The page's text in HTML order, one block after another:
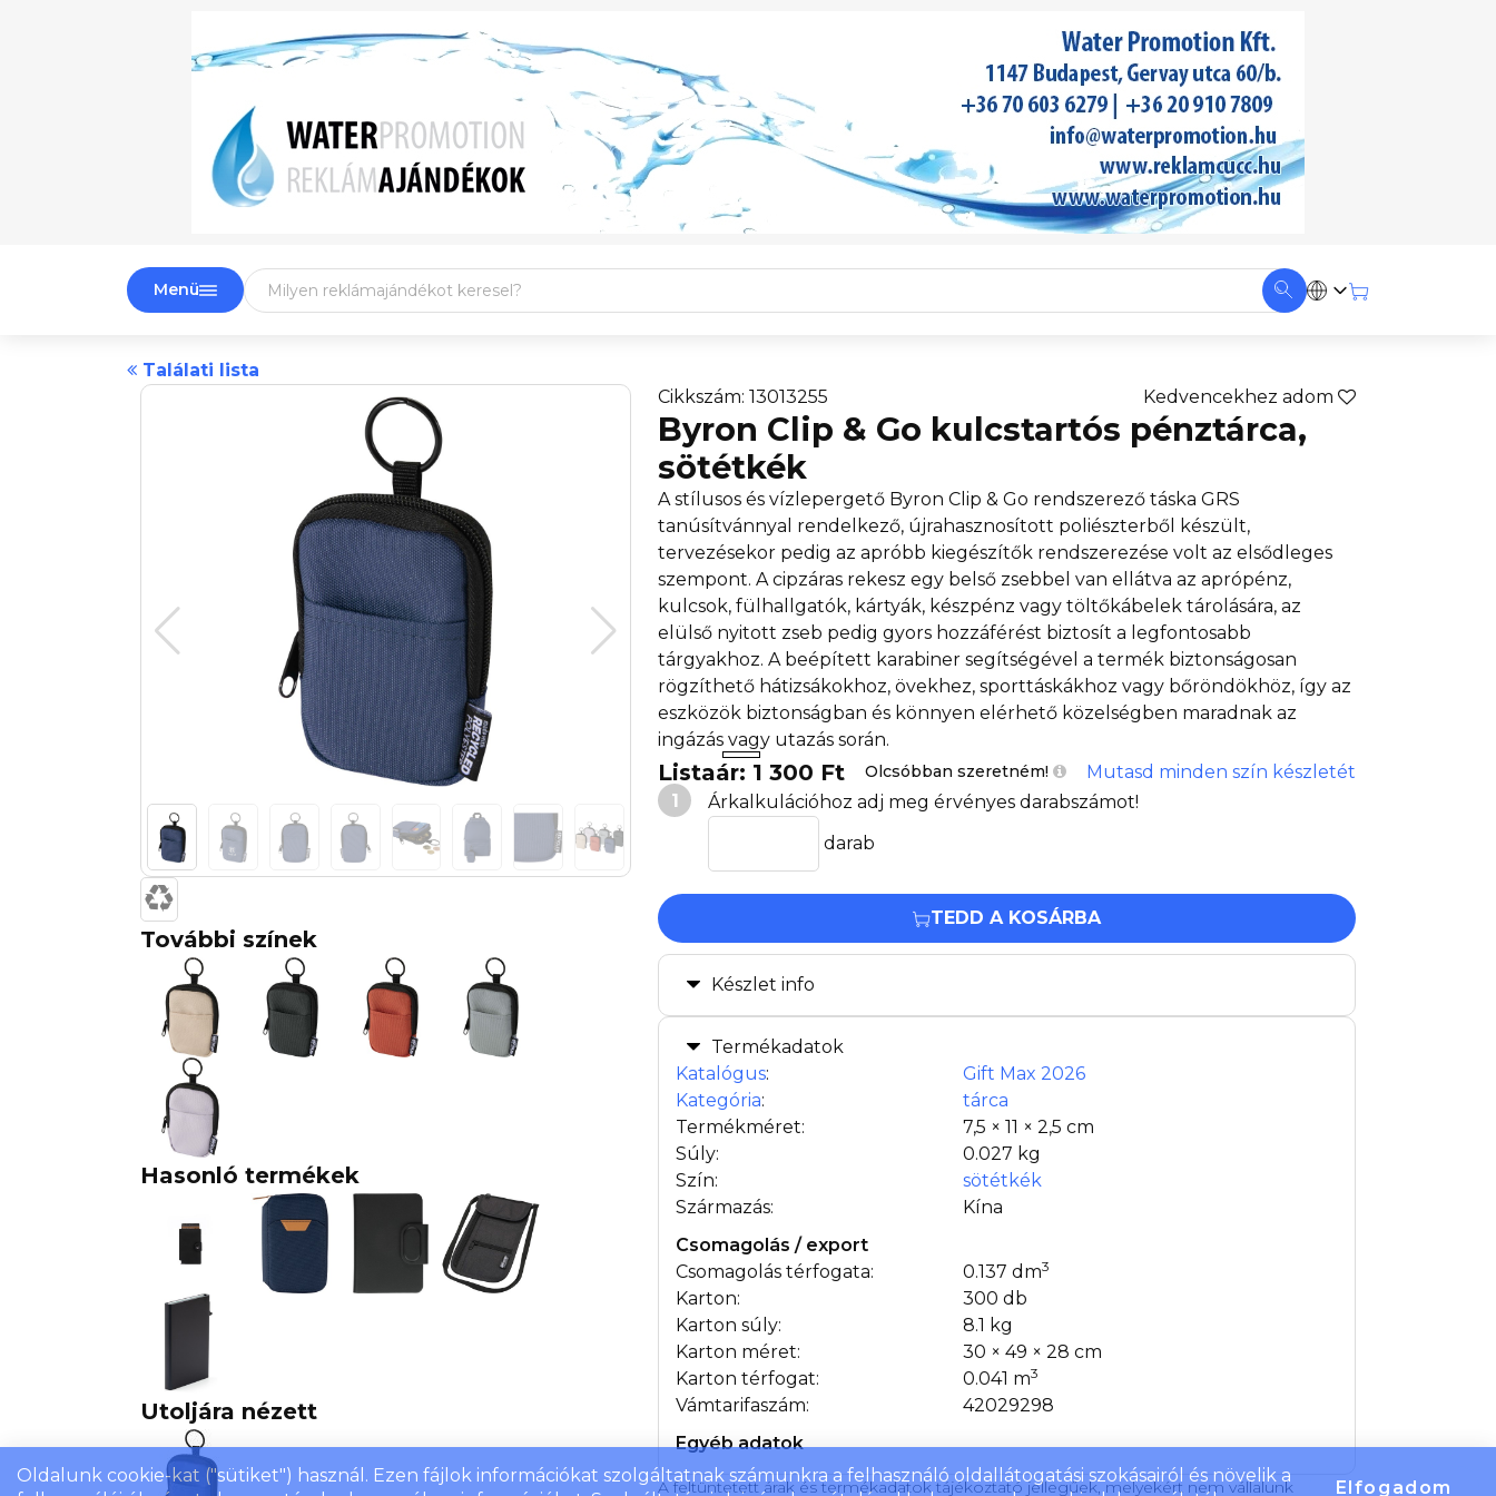
Menü
Találati lista
További színek
Hasonló termékek
Utoljára nézett
Cikkszám: 13013255 Kedvencekhez adom
Byron Clip & Go kulcstartós pénztárca,
sötétkék
A stílusos és vízlepergető Byron Clip & Go rendszerező táska GRS
tanúsítvánnyal rendelkező, újrahasznosított poliészterből készült,
tervezésekor pedig az apróbb kiegészítők rendszerezése volt az elsődleges
szempont. A cipzáras rekesz egy belső zsebbel van ellátva az aprópénz,
kulcsok, fülhallgatók, kártyák, készpénz vagy töltőkábelek tárolására, az
elülső nyitott zseb pedig gyors hozzáférést biztosít a legfontosabb
tárgyakhoz. A beépített karabiner segítségével a termék biztonságosan
rögzíthető hátizsákokhoz, övekhez, sporttáskákhoz vagy bőröndökhöz, így az
eszközök biztonságban és könnyen elérhető közelségben maradnak az
ingázás vagy utazás során.
Listaár: 1 300 Ft Olcsóbban szeretném!
Mutasd minden szín készletét
1
Árkalkulációhoz adj meg érvényes darabszámot!
darab
TEDD A KOSÁRBA
Készlet info
Termékadatok
Katalógus:
Gift Max 2026
Kategória:
tárca
Termékméret:
7,5 × 11 × 2,5 cm
Súly:
0.027 kg
Szín:
sötétkék
Származás:
Kína
Csomagolás / export
Csomagolás térfogata:
0.137 dm3
Karton:
300 db
Karton súly:
8.1 kg
Karton méret:
30 × 49 × 28 cm
Karton térfogat:
0.041 m3
Vámtarifaszám:
42029298
Egyéb adatok
A feltüntetett árak és termékadatok tájékoztató jellegűek, melyekért nem vállalunk
Oldalunk cookie-kat ("sütiket") használ. Ezen fájlok információkat szolgáltatnak számunkra a felhasználó oldallátogatási szokásairól és növelik a
Elfogadom